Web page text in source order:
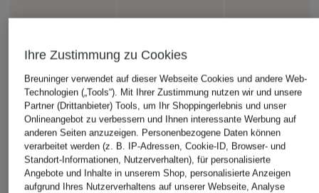
Ihre Zustimmung zu Cookies
Breuninger verwendet auf dieser Webseite Cookies und andere Web-
Technologien („Tools“). Mit Ihrer Zustimmung nutzen wir und unsere
Partner (Drittanbieter) Tools, um Ihr Shoppingerlebnis und unser
Onlineangebot zu verbessern und Ihnen interessante Werbung auf
anderen Seiten anzuzeigen. Personenbezogene Daten können
verarbeitet werden (z. B. IP-Adressen, Cookie-ID, Browser- und
Standort-Informationen, Nutzerverhalten), für personalisierte
Angebote und Inhalte in unserem Shop, personalisierte Anzeigen
aufgrund Ihres Nutzerverhaltens auf unserer Webseite, Analyse